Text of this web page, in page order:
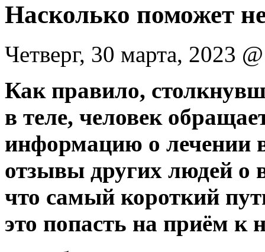
Насколько поможет
Четверг, 30 марта, 2023
Как правило,
в теле, человек
информацию о лечении
отзывы других людей о
что самый короткий
это попасть на приём к